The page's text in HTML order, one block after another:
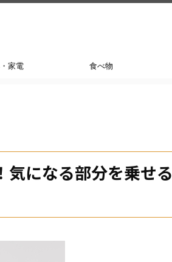
家電 食べ物
気になる部分を乗せる